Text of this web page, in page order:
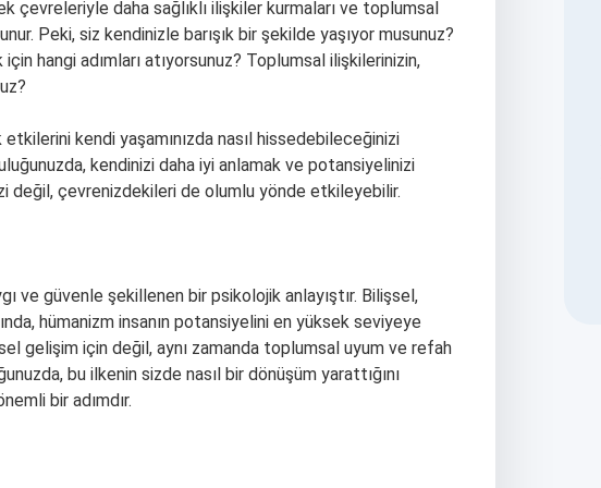
çevreleriyle daha sağlıklı ilişkiler kurmaları ve toplumsal
Peki, siz kendinizle barışık bir şekilde yaşıyor musunuz?
hangi adımları atıyorsunuz? Toplumsal ilişkilerinizin,
kendi yaşamınızda nasıl hissedebileceğinizi
kendinizi daha iyi anlamak ve potansiyelinizi
değil, çevrenizdekileri de olumlu yönde etkileyebilir.
ve güvenle şekillenen bir psikolojik anlayıştır. Bilişsel,
hümanizm insanın potansiyelini en yüksek seviyeye
gelişim için değil, aynı zamanda toplumsal uyum ve refah
bu ilkenin sizde nasıl bir dönüşüm yarattığını
bir adımdır.